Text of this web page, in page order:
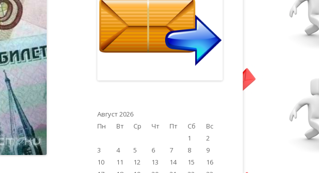
Август 2026
Пн
Вт Ср Чт Пт Сб
Вс
1
2
3
4 5 6 7 8
9
10
11 12 13 14 15
16